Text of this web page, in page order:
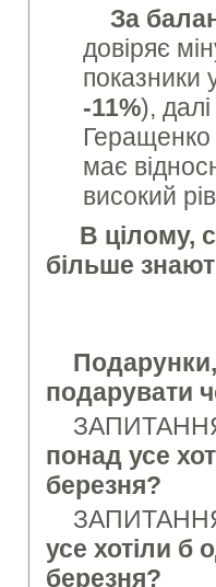
За
довіряє
показники
-11%),
Геращенко
має
високий
В цілому,
більше
Подарунки,
подарувати
понад усе
березня?
усе хотіли б
березня?